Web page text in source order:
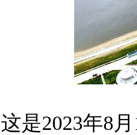
2023年8月